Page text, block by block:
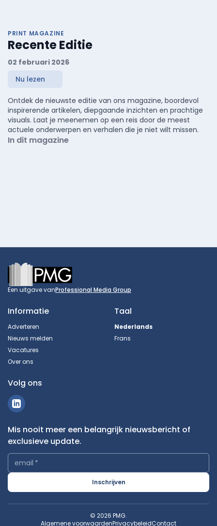
PRINT MAGAZINE
Recente Editie
02 februari 2026
Nu lezen
Ontdek de nieuwste editie van ons magazine, boordevol
inspirerende artikelen, diepgaande inzichten en prachtige
visuals. Laat je meenemen op een reis door de meest
actuele onderwerpen en verhalen die je niet wilt missen.
In dit magazine
Footer
Een uitgave vanProfessional Media Group
Informatie
Adverteren
Nieuws melden
Vacatures
Over ons
Taal
Nederlands
Frans
Volg ons
Mis nooit meer een belangrijk nieuwsbericht of
exclusieve update.
email *
Inschrijven
© 2026 PMG.
Algemene voorwaardenPrivacybeleidContact